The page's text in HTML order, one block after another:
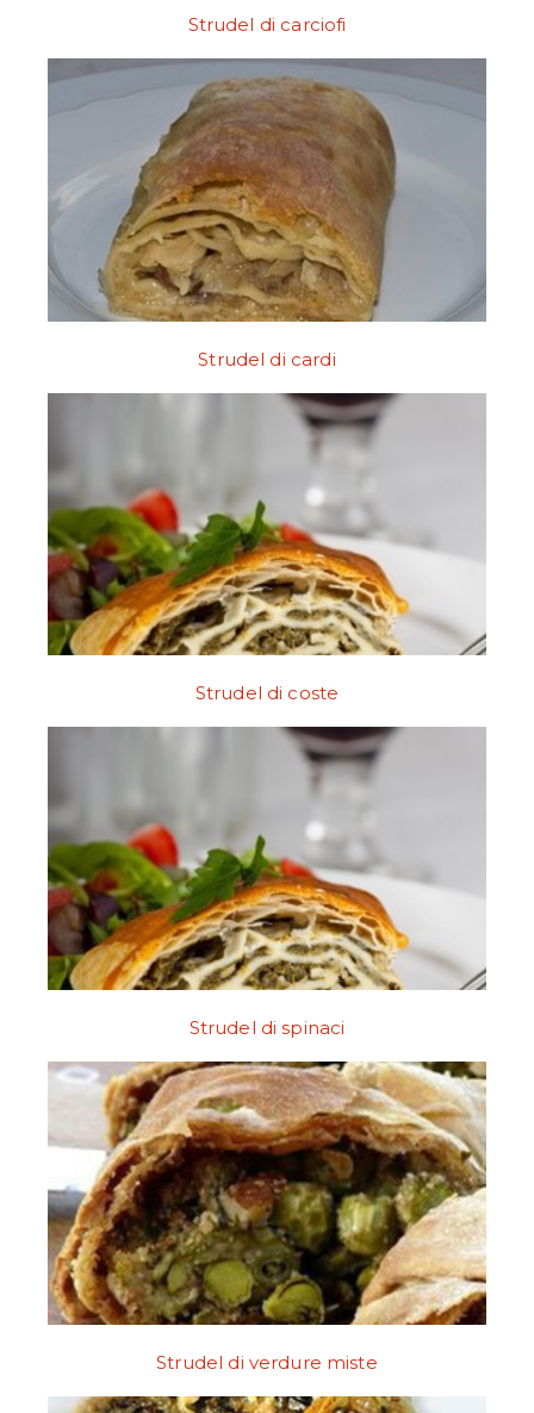
Strudel di carciofi
Strudel di cardi
Strudel di coste
Strudel di spinaci
Strudel di verdure miste